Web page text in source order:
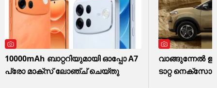
10000mAh ബാറ്ററിയുമായി ഓപ്പോ A7
പ്രോ മാക്സ് ലോഞ്ച് ചെയ്തു
വാങ്ങുന്നേൽ
ടാറ്റ